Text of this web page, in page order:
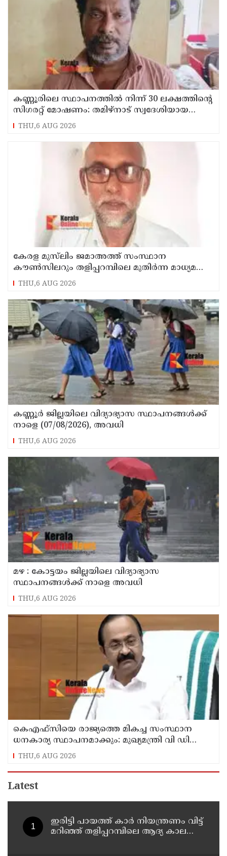
കണ്ണൂരിലെ സ്ഥാപനത്തിൽ നിന്ന് 30 ലക്ഷത്തിന്റെ
സിഗരറ്റ് മോഷണം: തമിഴ്‌നാട് സ്വദേശിയായ
സെയിൽസ്മാൻ തെങ്കാശിയിൽ പിടിയിൽ
THU,6 AUG 2026
കേരള മുസ്‌ലിം ജമാഅത്ത് സംസ്ഥാന
കൗൺസിലറും തളിപ്പറമ്പിലെ മുതിർന്ന മാധ്യമ
പ്രവർത്തകനുമായ ബി എ അലി മൊഗ്രാൽ
നിര്യാതനായി
THU,6 AUG 2026
കണ്ണൂർ ജില്ലയിലെ വിദ്യാഭ്യാസ സ്ഥാപനങ്ങള്‍ക്ക്
നാളെ (07/08/2026), അവധി
THU,6 AUG 2026
മഴ : കോട്ടയം ജില്ലയിലെ വിദ്യാഭ്യാസ
സ്ഥാപനങ്ങൾക്ക് നാളെ അവധി
THU,6 AUG 2026
കെഎഫ്‌സിയെ രാജ്യത്തെ മികച്ച സംസ്ഥാന
ധനകാര്യ സ്ഥാപനമാക്കും: മുഖ്യമന്ത്രി വി ഡി
സതീശൻ
THU,6 AUG 2026
Latest
ഇരിട്ടി പായത്ത് കാർ നിയന്ത്രണം വിട്ട്
മറിഞ്ഞ് തളിപ്പറമ്പിലെ ആദ്യ കാല